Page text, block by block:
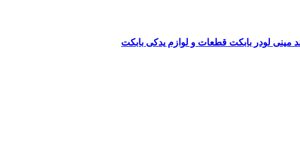
مینی لودر بابکت قطعات و لوازم یدکی بابکت